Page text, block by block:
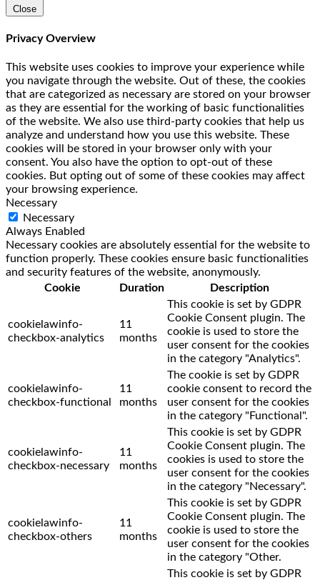
Close
Privacy Overview
This website uses cookies to improve your experience while
you navigate through the website. Out of these, the cookies
that are categorized as necessary are stored on your browser
as they are essential for the working of basic functionalities
of the website. We also use third-party cookies that help us
analyze and understand how you use this website. These
cookies will be stored in your browser only with your
consent. You also have the option to opt-out of these
cookies. But opting out of some of these cookies may affect
your browsing experience.
Necessary
Necessary
Always Enabled
Necessary cookies are absolutely essential for the website to
function properly. These cookies ensure basic functionalities
and security features of the website, anonymously.
Cookie
Duration Description
cookielawinfo-
checkbox-analytics
11
months
This cookie is set by GDPR
Cookie Consent plugin. The
cookie is used to store the
user consent for the cookies
in the category "Analytics".
cookielawinfo-
checkbox-functional
11
months
The cookie is set by GDPR
cookie consent to record the
user consent for the cookies
in the category "Functional".
cookielawinfo-
checkbox-necessary
11
months
This cookie is set by GDPR
Cookie Consent plugin. The
cookies is used to store the
user consent for the cookies
in the category "Necessary".
cookielawinfo-
checkbox-others
11
months
This cookie is set by GDPR
Cookie Consent plugin. The
cookie is used to store the
user consent for the cookies
in the category "Other.
This cookie is set by GDPR